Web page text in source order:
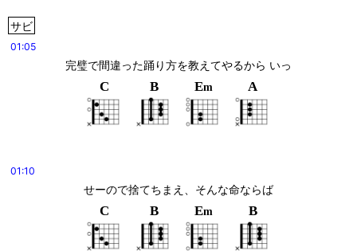
サビ
01:05
完璧で間違った踊り方を教えてやるから いっ
C B Em A
01:10
せーので捨てちまえ、そんな命ならば
C B Em B